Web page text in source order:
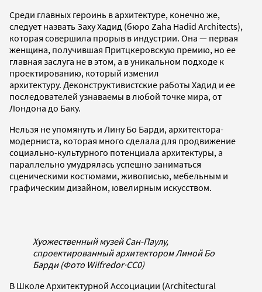
Среди главных героинь в архитектуре, конечно же,
следует назвать Заху Хадид (бюро Zaha Hadid Architects),
которая совершила прорыв в индустрии. Она — первая
женщина, получившая Притцкеровскую премию, но ее
главная заслуга не в этом, а в уникальном подходе к
проектированию, который изменил
архитектуру. Деконструктивистские работы Хадид и ее
последователей узнаваемы в любой точке мира, от
Лондона до Баку.
Нельзя не упомянуть и Лину Бо Барди, архитектора-
модерниста, которая много сделала для продвижение
социально-культурного потенциала архитектуры, а
параллельно умудрялась успешно заниматься
сценическими костюмами, живописью, мебельным и
графическим дизайном, ювелирным искусством.
Хуожественный музей Сан-Паулу,
спроектированный архитектором Линой Бо
Барди (Фото Wilfredor·CC0)
В Школе Архитектурной Ассоциации (Architectural